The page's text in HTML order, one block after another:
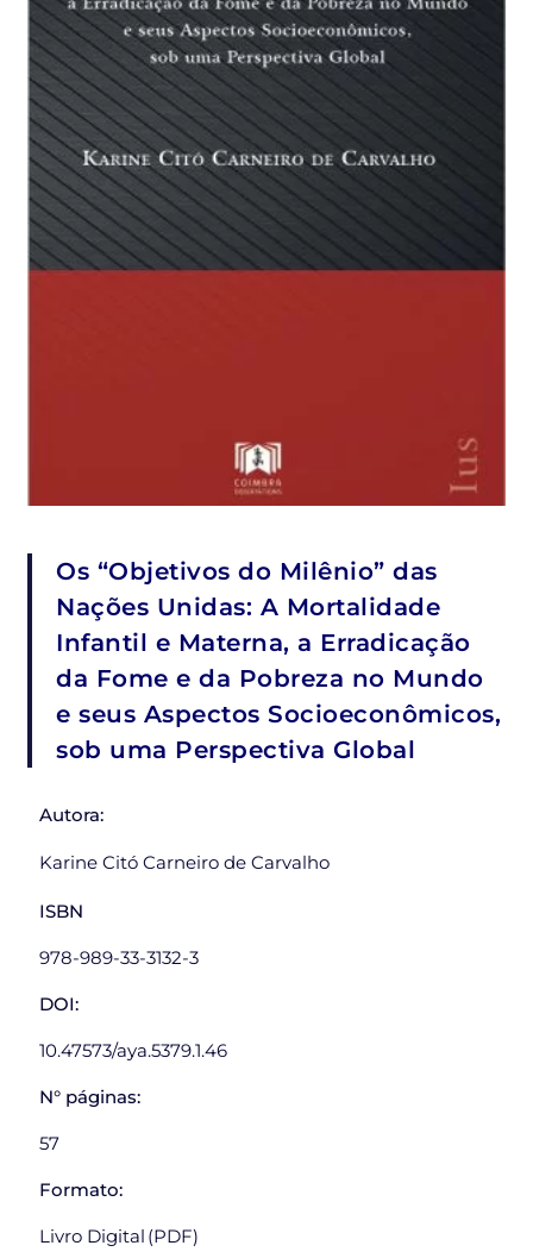
Os “Objetivos do Milênio” das
Nações Unidas: A Mortalidade
Infantil e Materna, a Erradicação
da Fome e da Pobreza no Mundo
e seus Aspectos Socioeconômicos,
sob uma Perspectiva Global
Autora:
Karine Citó Carneiro de Carvalho
ISBN
978-989-33-3132-3
DOI:
10.47573/aya.5379.1.46
N° páginas:
57
Formato:
Livro Digital (PDF)